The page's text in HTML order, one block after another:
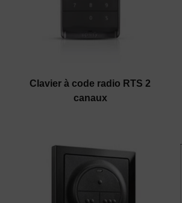
Clavier à code radio RTS 2
canaux